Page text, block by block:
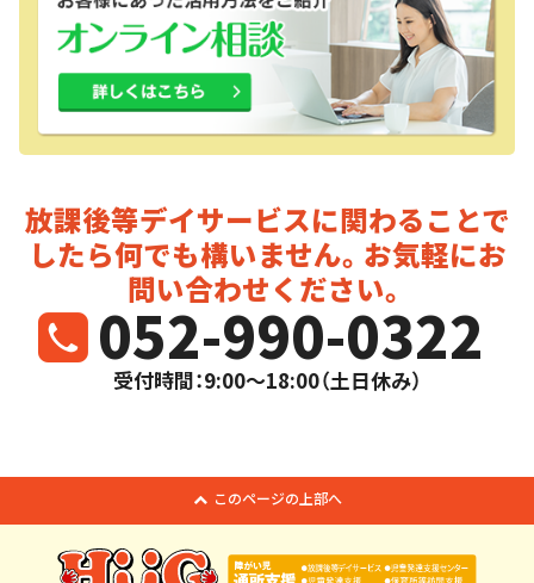
放課後等デイサービスに関わることで
したら何でも構いません。お気軽にお
問い合わせください。
052-990-0322
受付時間：9:00～18:00（土日休み）
このページの上部へ